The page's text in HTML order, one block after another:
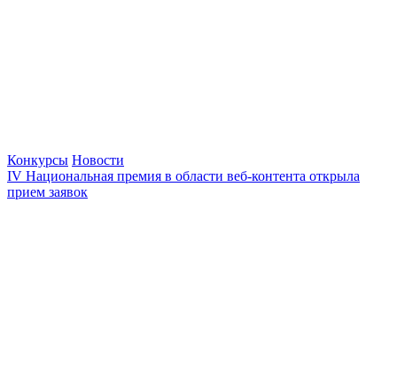
Конкурсы Новости
IV Национальная премия в области веб-контента открыла
прием заявок